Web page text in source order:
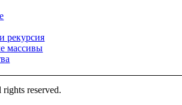
рекурсия
массивы
reserved.